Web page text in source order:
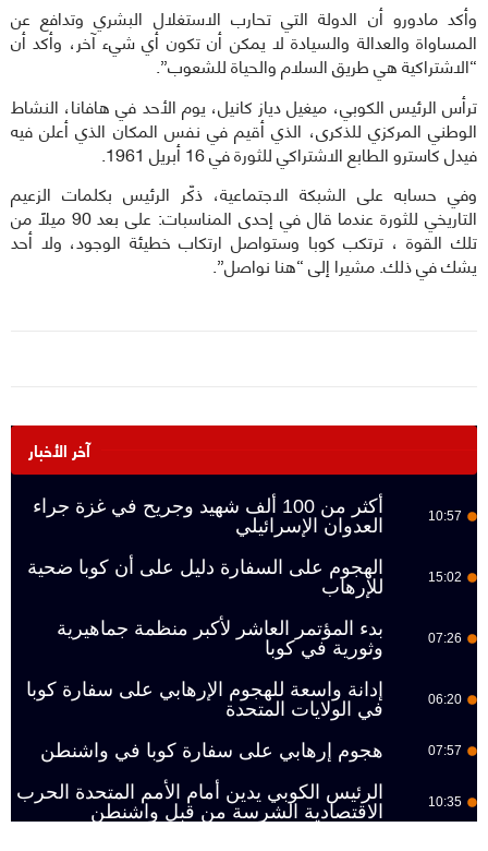
وأكد مادورو أن الدولة التي تحارب الاستغلال البشري وتدافع عن
المساواة والعدالة والسيادة لا يمكن أن تكون أي شيء آخر، وأكد أن
“الاشتراكية هي طريق السلام والحياة للشعوب”.
ترأس الرئيس الكوبي، ميغيل دياز كانيل، يوم الأحد في هافانا، النشاط
الوطني المركزي للذكرى، الذي أقيم في نفس المكان الذي أعلن فيه
فيدل كاسترو الطابع الاشتراكي للثورة في 16 أبريل 1961.
وفي حسابه على الشبكة الاجتماعية، ذكّر الرئيس بكلمات الزعيم
التاريخي للثورة عندما قال في إحدى المناسبات: على بعد 90 ميلاً من
تلك القوة ، ترتكب كوبا وستواصل ارتكاب خطيئة الوجود، ولا أحد
يشك في ذلك. مشيرا إلى “هنا نواصل”.
آخر الأخبار
10:57
أكثر من 100 ألف شهيد وجريح في غزة جراء
العدوان الإسرائيلي
15:02
الهجوم على السفارة دليل على أن كوبا ضحية
للإرهاب
07:26
بدء المؤتمر العاشر لأكبر منظمة جماهيرية
وثورية في كوبا
06:20
إدانة واسعة للهجوم الإرهابي على سفارة كوبا
في الولايات المتحدة
07:57 هجوم إرهابي على سفارة كوبا في واشنطن
10:35
الرئيس الكوبي يدين أمام الأمم المتحدة الحرب
الاقتصادية الشرسة من قبل واشنطن